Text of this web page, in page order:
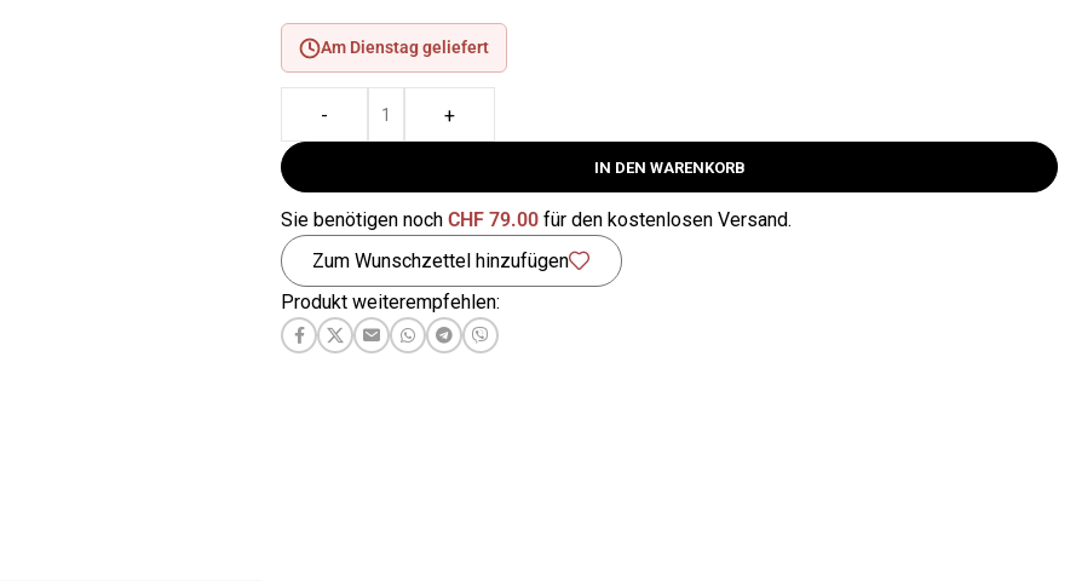
Am Dienstag geliefert
- +
IN DEN WARENKORB
Sie benötigen nochCHF 79.00 für den kostenlosen Versand.
Zum Wunschzettel hinzufügen
Produkt weiterempfehlen: